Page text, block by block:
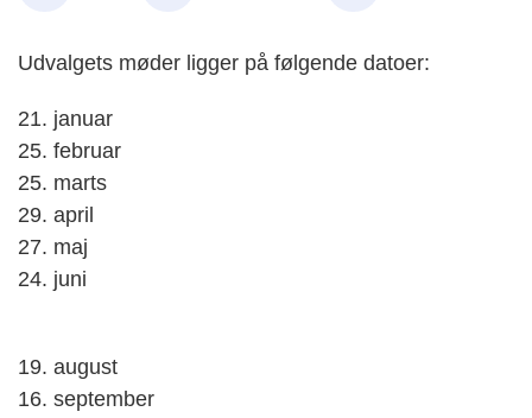
Udvalgets møder ligger på følgende datoer:
21. januar
25. februar
25. marts
29. april
27. maj
24. juni
19. august
16. september